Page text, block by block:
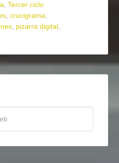
,Tercer ciclo
,crucigrama,
, pizarra digital,